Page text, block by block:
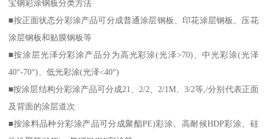
宝钢彩涂钢板分类方法
■按正面状态分彩涂产品可分成普通涂层钢板、印花涂层钢板、压花
涂层钢板和贴膜钢板等
■按涂层光泽分彩涂产品分为高光彩涂(光泽>70)、中光彩涂(光泽
40°-70°)、低光彩涂(光泽<40°)
■按涂层结构分彩涂产品可分成21、2/2、2/1M、3/2等,/分别代表正面
及背面的涂层道次
■按涂料品种分彩涂产品可分成聚酯PE)彩涂、高耐候HDP彩涂、硅